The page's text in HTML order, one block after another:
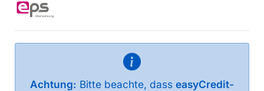
Achtung: Bitte beachte, dass easyCredit-